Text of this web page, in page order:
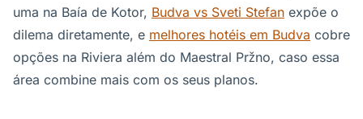
uma na Baía de Kotor, Budva vs Sveti Stefan expõe o
dilema diretamente, e melhores hotéis em Budva cobre
opções na Riviera além do Maestral Pržno, caso essa
área combine mais com os seus planos.